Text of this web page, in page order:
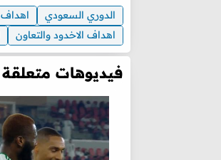
الدوري السعودي اهداف
اهداف الاخدود والتعاون
فيديوهات متعلقة